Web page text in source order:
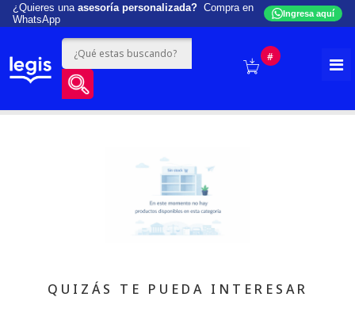
¿Quieres una asesoría personalizada? Compra en
WhatsApp
Ingresa aquí
#
QUIZÁS TE PUEDA INTERESAR